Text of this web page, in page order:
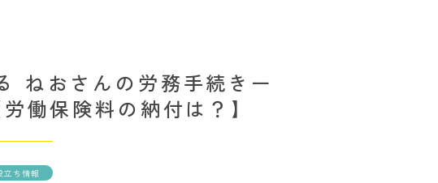
ねおさんの労務手続きー
働保険料の納付は？】
立ち情報